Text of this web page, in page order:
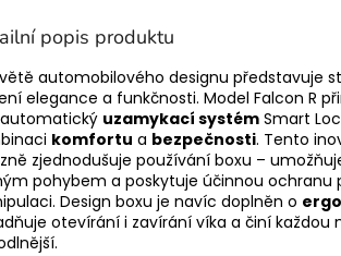
popis produktu
automobilového designu představuje
elegance a funkčnosti. Model Falcon R
uzamykací systém Smart
komfortu a bezpečnosti. Tento
zjednodušuje používání boxu –
pohybem a poskytuje účinnou ochranu
Design boxu je navíc doplněn o
otevírání i zavírání víka a činí každou